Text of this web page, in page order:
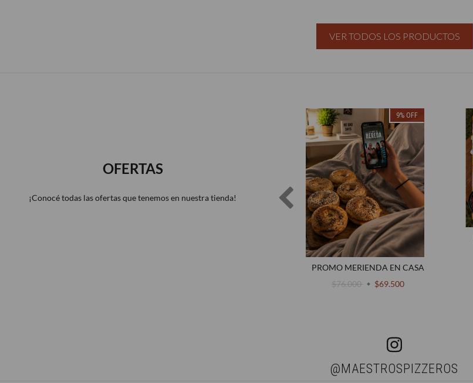
VER TODOS LOS PRODUCTOS
OFERTAS
¡Conocé todas las ofertas que tenemos en nuestra tienda!
9% OFF
PROMO MERIENDA EN CASA
$76.000
$69.500
@MAESTROSPIZZEROS